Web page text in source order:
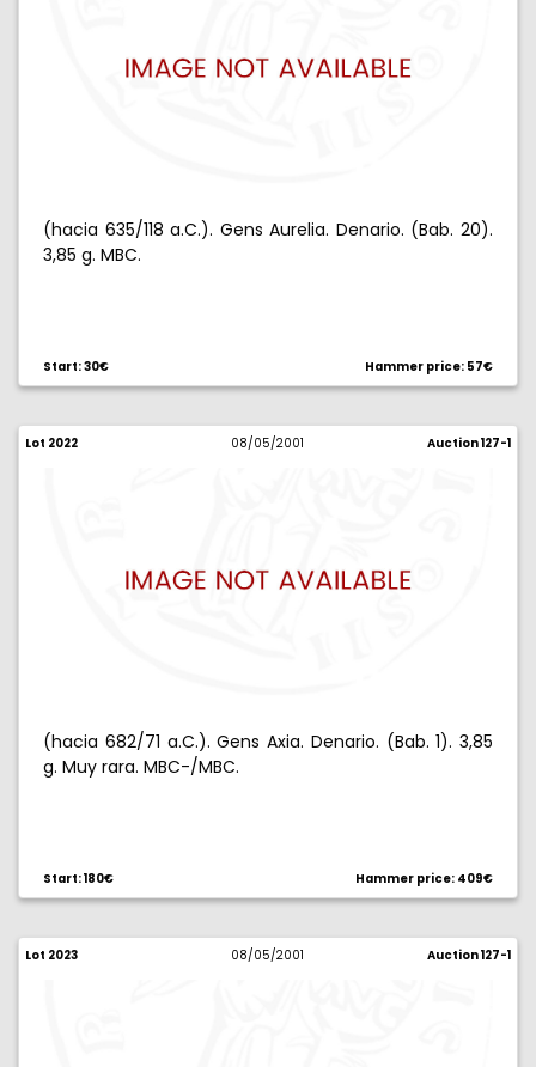
(hacia 635/118 a.C.). Gens Aurelia. Denario. (Bab. 20).
3,85 g. MBC.
Start: 30€ Hammer price: 57€
Lot 2022 08/05/2001 Auction 127-1
(hacia 682/71 a.C.). Gens Axia. Denario. (Bab. 1). 3,85
g. Muy rara. MBC-/MBC.
Start: 180€ Hammer price: 409€
Lot 2023 08/05/2001 Auction 127-1